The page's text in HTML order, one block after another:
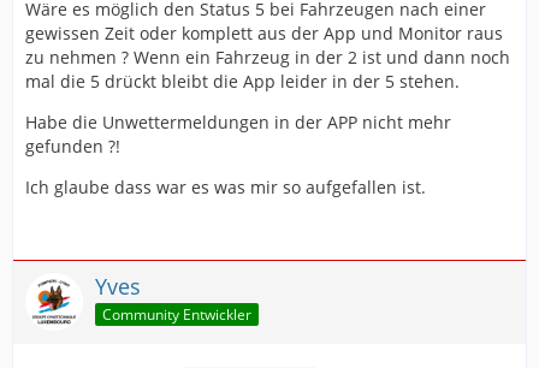
Wäre es möglich den Status 5 bei Fahrzeugen nach einer
gewissen Zeit oder komplett aus der App und Monitor raus
zu nehmen ? Wenn ein Fahrzeug in der 2 ist und dann noch
mal die 5 drückt bleibt die App leider in der 5 stehen.
Habe die Unwettermeldungen in der APP nicht mehr
gefunden ?!
Ich glaube dass war es was mir so aufgefallen ist.
Yves
Community Entwickler